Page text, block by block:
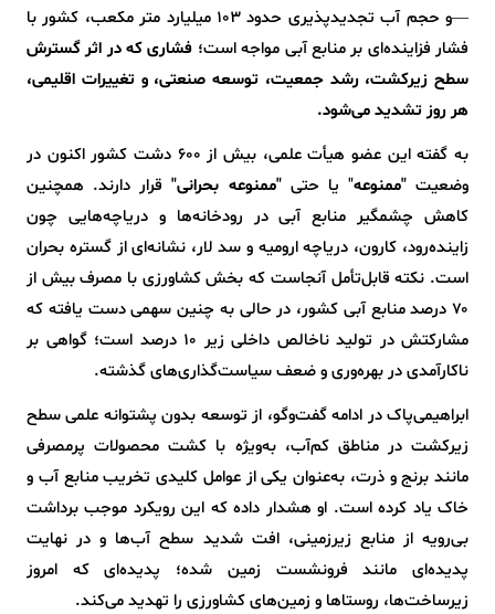
—و حجم آب تجدیدپذیری حدود ۱۰۳ میلیارد متر مکعب، کشور با
فشار فزاینده‌ای بر منابع آبی مواجه است؛ فشاری که در اثر گسترش
سطح زیرکشت، رشد جمعیت، توسعه صنعتی، و تغییرات اقلیمی،
هر روز تشدید می‌شود.
به گفته این عضو هیأت علمی، بیش از ۶۰۰ دشت کشور اکنون در
وضعیت "ممنوعه" یا حتی "ممنوعه بحرانی"قرار دارند. همچنین
کاهش چشمگیر منابع آبی در رودخانه‌ها و دریاچه‌هایی چون
زاینده‌رود، کارون، دریاچه ارومیه و سد لار، نشانه‌ای از گستره بحران
است. نکته قابل‌تأمل آنجاست که بخش کشاورزی با مصرف بیش از
۷۰ درصد منابع آبی کشور، در حالی به چنین سهمی دست یافته که
مشارکتش در تولید ناخالص داخلی زیر ۱۰ درصد است؛ گواهی بر
ناکارآمدی در بهره‌وری و ضعف سیاست‌گذاری‌های گذشته.
ابراهیمی‌پاک در ادامه گفت‌وگو، از توسعه بدون پشتوانه علمی سطح
زیرکشت در مناطق کم‌آب، به‌ویژه با کشت محصولات پرمصرفی
مانند برنج و ذرت، به‌عنوان یکی از عوامل کلیدی تخریب منابع آب و
خاک یاد کرده است. او هشدار داده که این رویکرد موجب برداشت
بی‌رویه از منابع زیرزمینی، افت شدید سطح آب‌ها و در نهایت
پدیده‌ای مانند فرونشست زمین شده؛ پدیده‌ای که امروز
زیرساخت‌ها، روستاها و زمین‌های کشاورزی را تهدید می‌کند.